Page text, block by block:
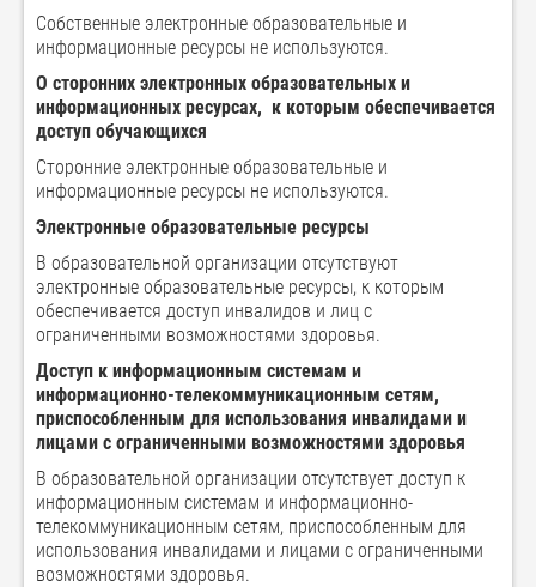
Собственные электронные образовательные и
информационные ресурсы не используются.
О сторонних электронных образовательных и
информационных ресурсах, к которым обеспечивается
доступ обучающихся
Сторонние электронные образовательные и
информационные ресурсы не используются.
Электронные образовательные ресурсы
В образовательной организации отсутствуют
электронные образовательные ресурсы, к которым
обеспечивается доступ инвалидов и лиц с
ограниченными возможностями здоровья.
Доступ к информационным системам и
информационно-телекоммуникационным сетям,
приспособленным для использования инвалидами и
лицами с ограниченными возможностями здоровья
В образовательной организации отсутствует доступ к
информационным системам и информационно-
телекоммуникационным сетям, приспособленным для
использования инвалидами и лицами с ограниченными
возможностями здоровья.